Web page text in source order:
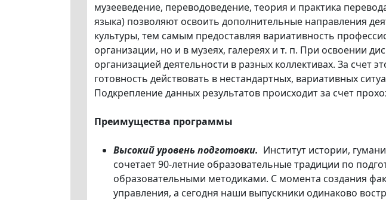
музееведение, переводоведение, теория и практика
языка) позволяют освоить дополнительные направления
культуры, тем самым предоставляя вариативность
организации, но и в музеях, галереях и т. п. При освоении
организацией деятельности в разных коллективах. За счет
готовность действовать в нестандартных, вариативных
Подкрепление данных результатов происходит за счет
Преимущества программы
Высокий уровень подготовки. Институт истории,
сочетает 90-летние образовательные традиции по
образовательными методиками. С момента создания
управления, а сегодня наши выпускники одинаково